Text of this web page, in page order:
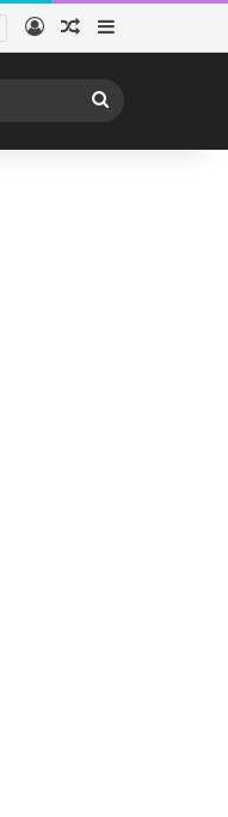
AccesoPublicación al
Barra lateral
Buscar